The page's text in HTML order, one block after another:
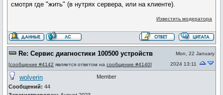
смотря где "жить" (в нутрях сервера, или на клиенте).
Известить модератора
Re: Сервис диагностики 100500 устройств
[сообщение #4142 является ответом на сообщение #4140]
Mon, 22 January
2024 13:11
wolverin
Сообщений: 44
Member